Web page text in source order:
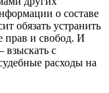
о составе
обязать устранить
прав и свобод. И
взыскать с
расходы на